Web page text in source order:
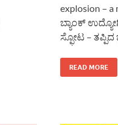
explosion – a
ಬ್ಯಾಂಕ್
ಸ್ಫೋಟ – ತಪ್ಪಿದ
READ MORE